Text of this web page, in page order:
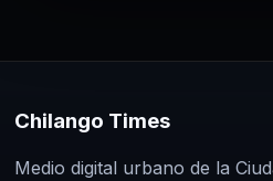
Chilango Times
Medio digital urbano de la